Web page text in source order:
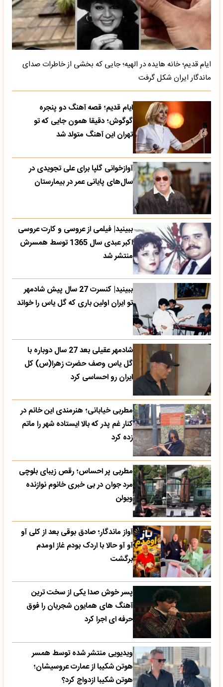
ایام قدیم؛ خانه هایده در الهیه؛ جایی که بخشی از خاطرات صدای
ماندگار ایران شکل گرفت
ایام قدیم؛ قصه آهنگ دو پنجره
گوگوش؛ دقیقا همون جایی که تو
تهران این آهنگ متولد شد
آوازخوانی گلپا برای علی تجویدی در
سال‌های پایانی عمر در بیمارستان
ببینید| فیلمی از عروسی و کارت عروسی
اکبر عبدی سال 1365 توسط همسرش
منتشر شد
ببینید| کنسرت 27 سال پیش شادمهر
تو ایران اولین باری که گل یاس را خواند
شادمهر عقیلی بعد 27 سال دوباره با
گل یاس وصف حضرت زهرا(س) کل
ایران رو احساسی کرد
مطربی خیابانی؛ هنرمندی این خانم در
کنار غم پدر که بالا ایستاده شهر را ماتم
زده کرد
مطربی پر احساس؛ رقص زیبای بلوچی
مرد جوان در بی خبری خانوم نوازنده
ویولن
آواز ماندگار؛ صادق بوقی بعد از کلی آو
آو آو حالا با اردک بودم غاز اومدم
برگشت
پسر خوش صدا یکی از سخت ترین
آهنگ های همایون شجریان را فوق
حرفه ای اجرا کرد
ویدیویی منتشر شده توسط همسر
هوتن شکیبا از عمارت عروسیشان؛
هوتن شکیبا ازدواج کرد؟